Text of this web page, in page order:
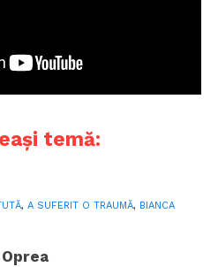
temă:
, A SUFERIT O TRAUMĂ, BIANCA